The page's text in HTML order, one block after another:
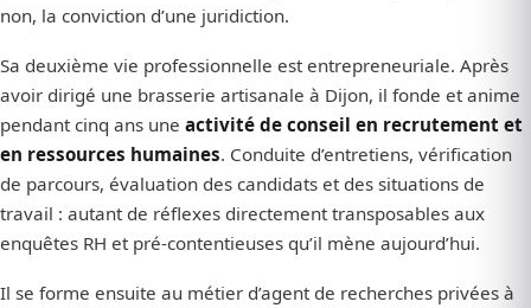
non, la conviction d’une juridiction.
Sa deuxième vie professionnelle est entrepreneuriale. Après
avoir dirigé une brasserie artisanale à Dijon, il fonde et anime
pendant cinq ans une activité de conseil en recrutement et
en ressources humaines. Conduite d’entretiens, vérification
de parcours, évaluation des candidats et des situations de
travail : autant de réflexes directement transposables aux
enquêtes RH et pré-contentieuses qu’il mène aujourd’hui.
Il se forme ensuite au métier d’agent de recherches privées à